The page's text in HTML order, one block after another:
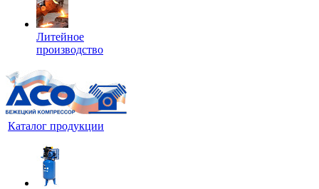
Литейное
производство
Каталог продукции